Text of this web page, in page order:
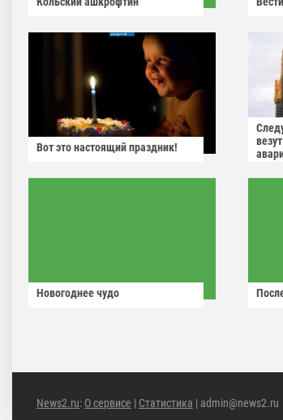
Вот это настоящий праздник!
Новогоднее чудо
News2.ru: О сервисе | Статистика | admin@news2.ru